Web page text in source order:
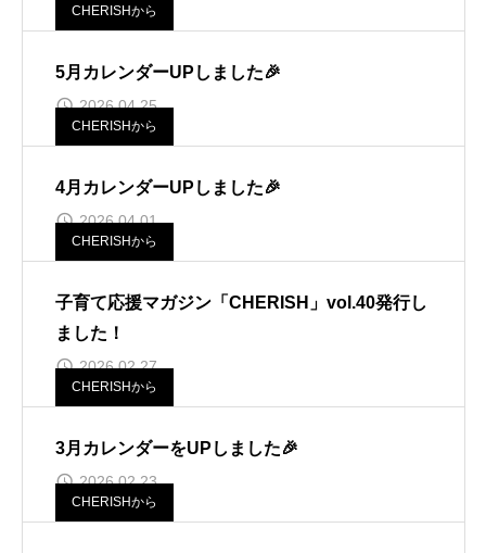
CHERISHから
5月カレンダーUPしました🎉
2026.04.25
CHERISHから
4月カレンダーUPしました🎉
2026.04.01
CHERISHから
子育て応援マガジン「CHERISH」vol.40発行し
ました！
2026.02.27
CHERISHから
3月カレンダーをUPしました🎉
2026.02.23
CHERISHから